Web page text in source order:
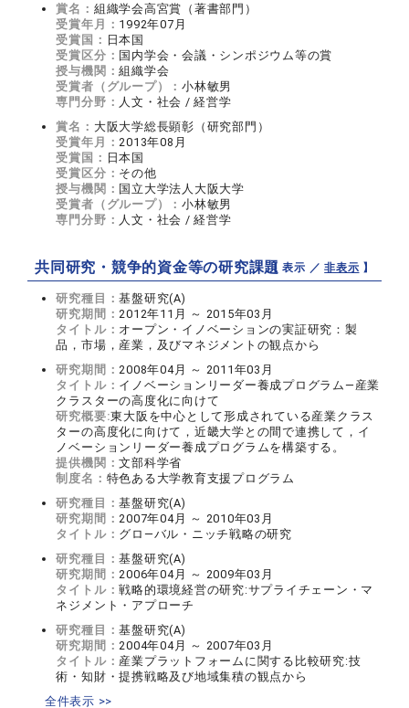
賞名： 組織学会高宮賞（著書部門）
受賞年月： 1992年07月
受賞国： 日本国
受賞区分： 国内学会・会議・シンポジウム等の賞
授与機関：組織学会
受賞者（グループ）：小林敏男
専門分野： 人文・社会 / 経営学
賞名： 大阪大学総長顕彰（研究部門）
受賞年月： 2013年08月
受賞国： 日本国
受賞区分： その他
授与機関： 国立大学法人大阪大学
受賞者（グループ）：小林敏男
専門分野： 人文・社会 / 経営学
共同研究・競争的資金等の研究課題【 表示 ／非表示 】
研究種目：基盤研究(A)
研究期間： 2012年11月 ～ 2015年03月
タイトル： オープン・イノベーションの実証研究：製
品，市場，産業，及びマネジメントの観点から
研究期間： 2008年04月 ～ 2011年03月
タイトル： イノベーションリーダー養成プログラム―産業
クラスターの高度化に向けて
研究概要:東大阪を中心として形成されている産業クラス
ターの高度化に向けて，近畿大学との間で連携して，イ
ノベーションリーダー養成プログラムを構築する。
提供機関：文部科学省
制度名： 特色ある大学教育支援プログラム
研究種目：基盤研究(A)
研究期間： 2007年04月 ～ 2010年03月
タイトル： グロ―バル・ニッチ戦略の研究
研究種目：基盤研究(A)
研究期間： 2006年04月 ～ 2009年03月
タイトル：戦略的環境経営の研究:サプライチェーン・マ
ネジメント・アプローチ
研究種目：基盤研究(A)
研究期間： 2004年04月 ～ 2007年03月
タイトル： 産業プラットフォームに関する比較研究:技
術・知財・提携戦略及び地域集積の観点から
全件表示 >>